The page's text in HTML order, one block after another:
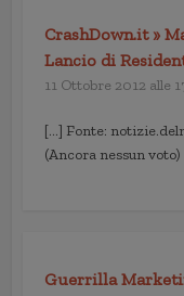
CrashDown.it »
Lancio di
11 Ottobre 2012 alle
[…] Fonte:
(Ancora nessun
Guerrilla